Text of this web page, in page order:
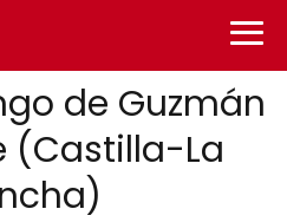
de Guzmán
(Castilla-La